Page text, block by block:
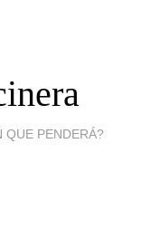
QUE PENDERÁ?